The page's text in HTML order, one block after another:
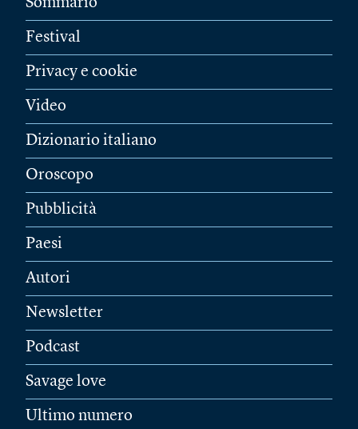
Sommario
Festival
Privacy e cookie
Video
Dizionario italiano
Oroscopo
Pubblicità
Paesi
Autori
Newsletter
Podcast
Savage love
Ultimo numero